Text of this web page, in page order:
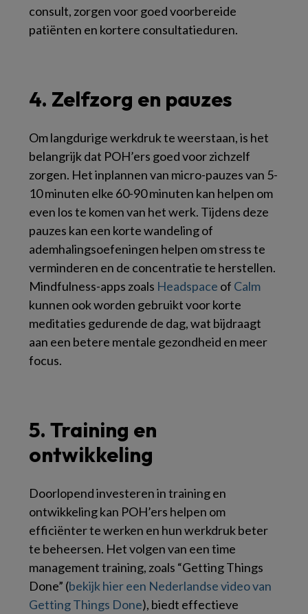
consult, zorgen voor goed voorbereide
patiënten en kortere consultatieduren.
4. Zelfzorg en pauzes
Om langdurige werkdruk te weerstaan, is het
belangrijk dat POH’ers goed voor zichzelf
zorgen. Het inplannen van micro-pauzes van 5-
10 minuten elke 60-90 minuten kan helpen om
even los te komen van het werk. Tijdens deze
pauzes kan een korte wandeling of
ademhalingsoefeningen helpen om stress te
verminderen en de concentratie te herstellen.
Mindfulness-apps zoals Headspace of Calm
kunnen ook worden gebruikt voor korte
meditaties gedurende de dag, wat bijdraagt
aan een betere mentale gezondheid en meer
focus.
5. Training en
ontwikkeling
Doorlopend investeren in training en
ontwikkeling kan POH’ers helpen om
efficiënter te werken en hun werkdruk beter
te beheersen. Het volgen van een time
management training, zoals “Getting Things
Done” (bekijk hier een Nederlandse video van
Getting Things Done), biedt effectieve